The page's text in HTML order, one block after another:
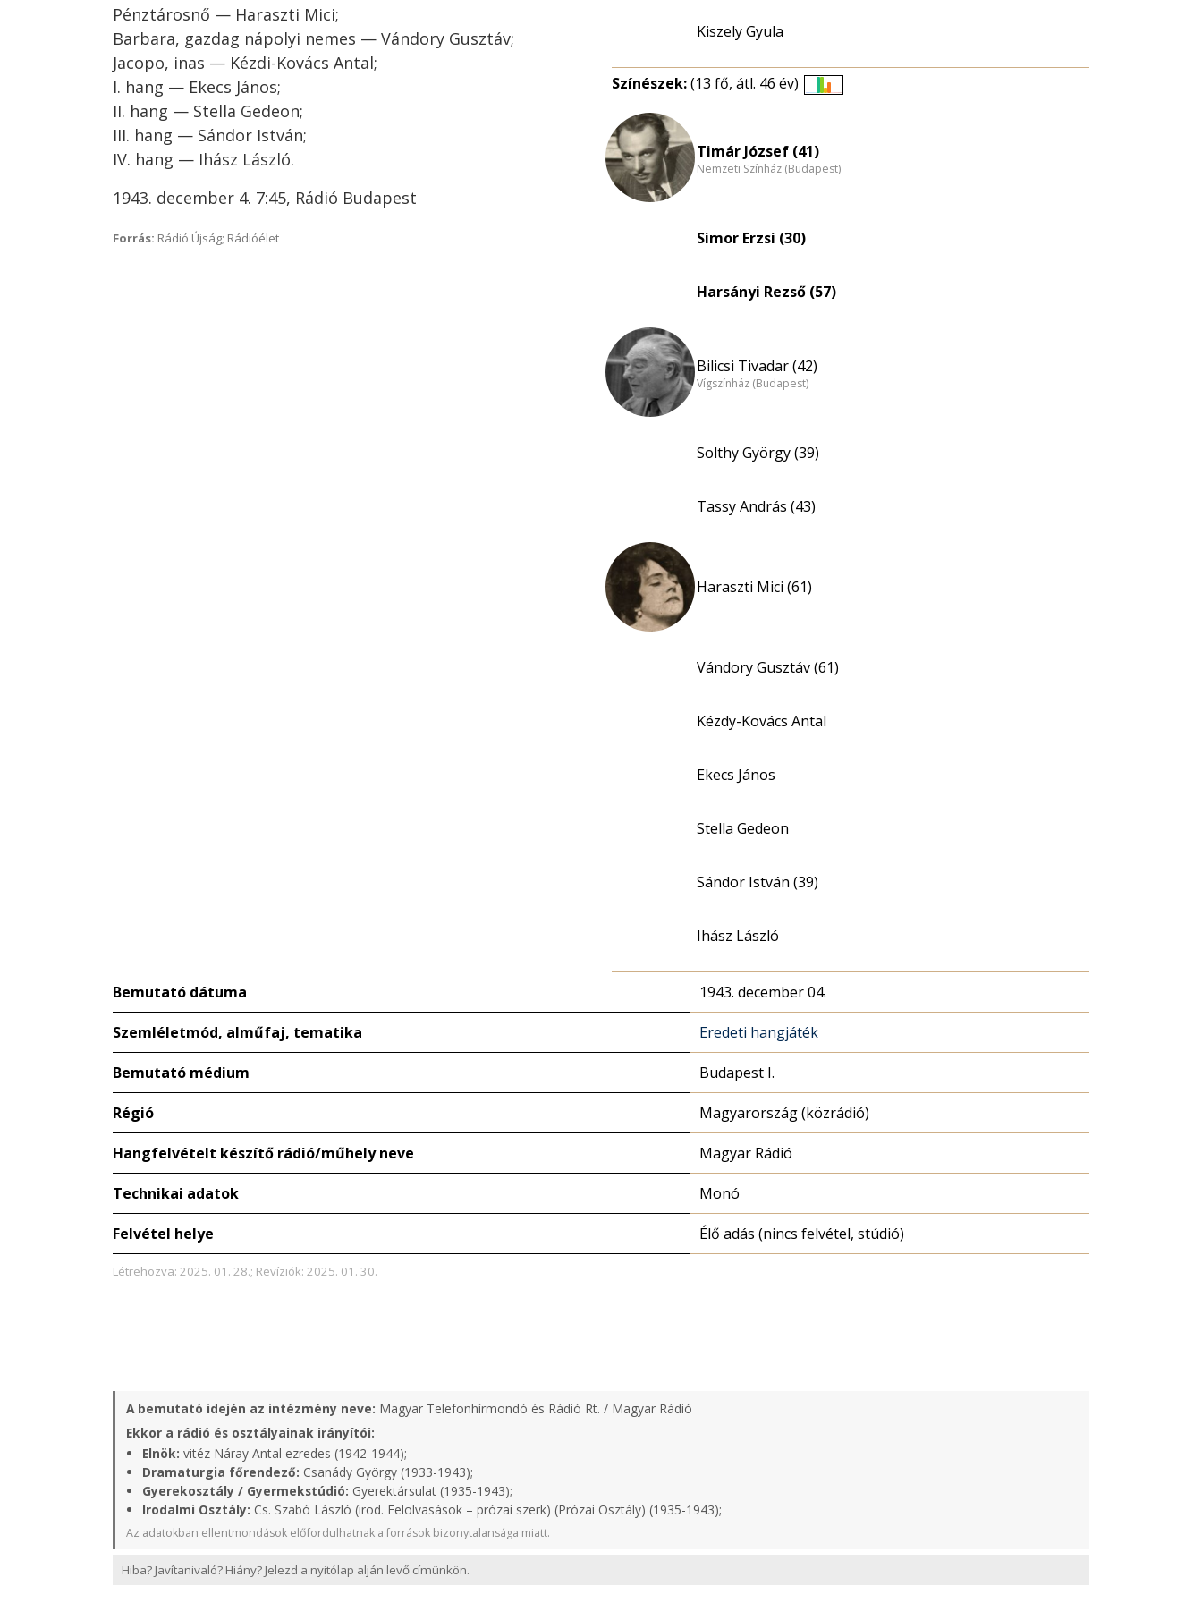
Pénztárosnő — Haraszti Mici;
Barbara, gazdag nápolyi nemes — Vándory Gusztáv;
Jacopo, inas — Kézdi-Kovács Antal;
I. hang — Ekecs János;
II. hang — Stella Gedeon;
III. hang — Sándor István;
IV. hang — Ihász László.
1943. december 4. 7:45, Rádió Budapest
Forrás: Rádió Újság; Rádióélet
Kiszely Gyula
Színészek:(13 fő, átl. 46 év)
Timár József (41)
Nemzeti Színház (Budapest)
Simor Erzsi (30)
Harsányi Rezső (57)
Bilicsi Tivadar (42)
Vígszínház (Budapest)
Solthy György (39)
Tassy András (43)
Haraszti Mici (61)
Vándory Gusztáv (61)
Kézdy-Kovács Antal
Ekecs János
Stella Gedeon
Sándor István (39)
Ihász László
Bemutató dátuma 1943. december 04.
Szemléletmód, alműfaj, tematika Eredeti hangjáték
Bemutató médium Budapest I.
Régió Magyarország (közrádió)
Hangfelvételt készítő rádió/műhely neve Magyar Rádió
Technikai adatok Monó
Felvétel helye Élő adás (nincs felvétel, stúdió)
Létrehozva: 2025. 01. 28.; Revíziók: 2025. 01. 30.
A bemutató idején az intézmény neve: Magyar Telefonhírmondó és Rádió Rt. / Magyar Rádió
Ekkor a rádió és osztályainak irányítói:
Elnök: vitéz Náray Antal ezredes (1942-1944);
Dramaturgia főrendező: Csanády György (1933-1943);
Gyerekosztály / Gyermekstúdió: Gyerektársulat (1935-1943);
Irodalmi Osztály: Cs. Szabó László (irod. Felolvasások – prózai szerk) (Prózai Osztály) (1935-1943);
Az adatokban ellentmondások előfordulhatnak a források bizonytalansága miatt.
Hiba? Javítanivaló? Hiány? Jelezd a nyitólap alján levő címünkön.